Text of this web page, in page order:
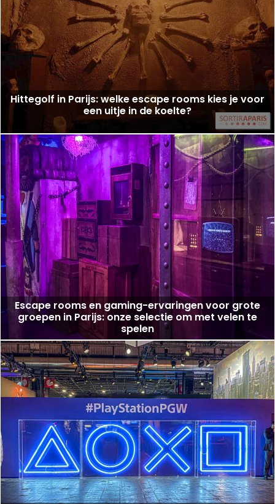
Hittegolf in Parijs: welke escape rooms kies je voor
een uitje in de koelte?
Escape rooms en gaming-ervaringen voor grote
groepen in Parijs: onze selectie om met velen te
spelen